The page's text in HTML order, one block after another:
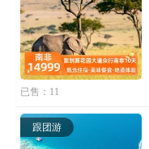
已售：11
跟团游